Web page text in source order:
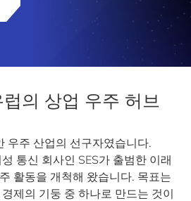
의 상업 우주 허브
우주 산업의 선구자였습니다.
통신 회사인 SES가 출범한 이래
활동을 개척해 왔습니다. 목표는
제의 기둥 중 하나로 만드는 것이